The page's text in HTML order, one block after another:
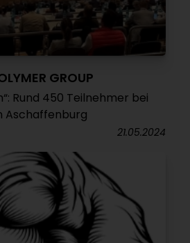
GROUP
Rund 450 Teilnehmer bei
Aschaffenburg
21.05.2024